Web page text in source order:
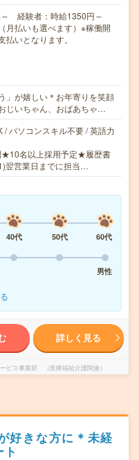
～ 経験者：時給1350円～
月払いも選べます）※稼働開
いとなります。
」が嬉しい＊お年寄りを笑顔
じいちゃん、おばあちゃ…
/ パソコンスキル不要 / 英語力
★10名以上採用予定★履歴書
翌営業日までに担当…
40代 50代
60代
男性
詳しく見る
ビス事業部 （医療福祉介護関連）
好きな方に＊未経